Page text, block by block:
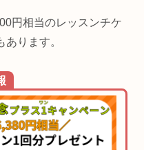
円相当のレッスンチケ
ります。